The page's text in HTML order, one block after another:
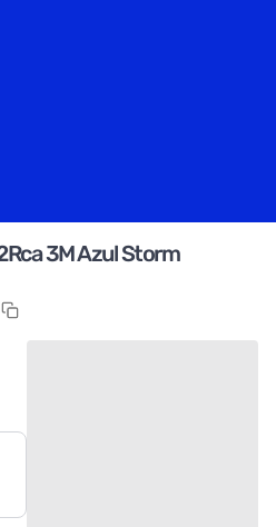
3M Azul Storm